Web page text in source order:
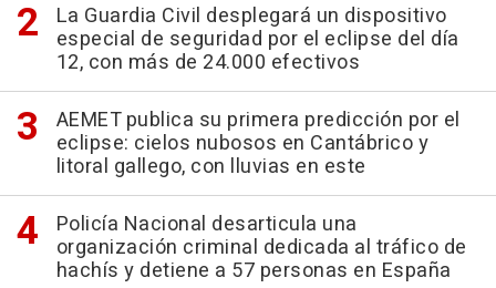
La Guardia Civil desplegará un dispositivo
especial de seguridad por el eclipse del día
12, con más de 24.000 efectivos
AEMET publica su primera predicción por el
eclipse: cielos nubosos en Cantábrico y
litoral gallego, con lluvias en este
Policía Nacional desarticula una
organización criminal dedicada al tráfico de
hachís y detiene a 57 personas en España